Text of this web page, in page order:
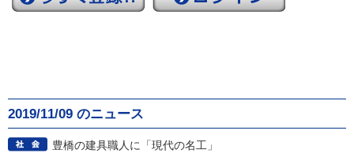
2019/11/09 のニュース
豊橋の建具職人に「現代の名工」